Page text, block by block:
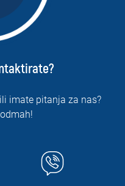
imate pitanja za nas?